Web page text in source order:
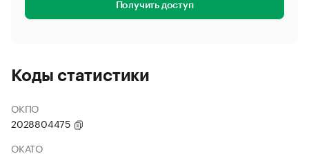
Получить доступ
Коды статистики
ОКПО
2028804475
ОКАТО